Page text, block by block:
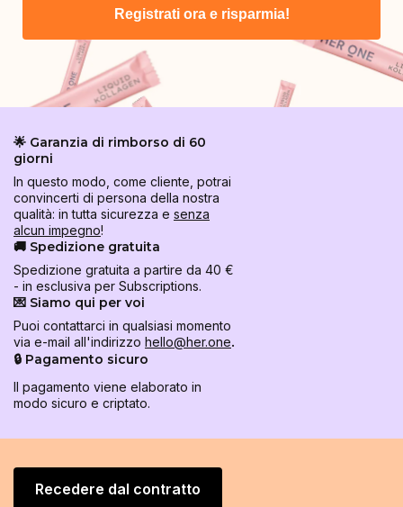
Registrati ora e risparmia!
🌟 Garanzia di rimborso di 60
giorni
In questo modo, come cliente, potrai
convincerti di persona della nostra
qualità: in tutta sicurezza e senza
alcun impegno!
🚚 Spedizione gratuita
Spedizione gratuita a partire da 40 €
- in esclusiva per Subscriptions.
💌 Siamo qui per voi
Puoi contattarci in qualsiasi momento
via e-mail all'indirizzo hello@her.one.
🔒 Pagamento sicuro
Il pagamento viene elaborato in
modo sicuro e criptato.
Recedere dal contratto